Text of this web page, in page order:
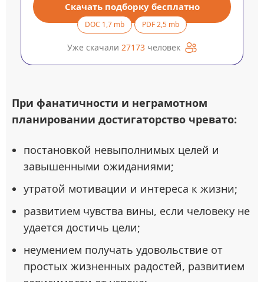
Скачать подборку бесплатно
DOC 1,7 mb PDF 2,5 mb
Уже скачали 27173 человек
При фанатичности и неграмотном
планировании достигаторство чревато:
постановкой невыполнимых целей и
завышенными ожиданиями;
утратой мотивации и интереса к жизни;
развитием чувства вины, если человеку не
удается достичь цели;
неумением получать удовольствие от
простых жизненных радостей, развитием